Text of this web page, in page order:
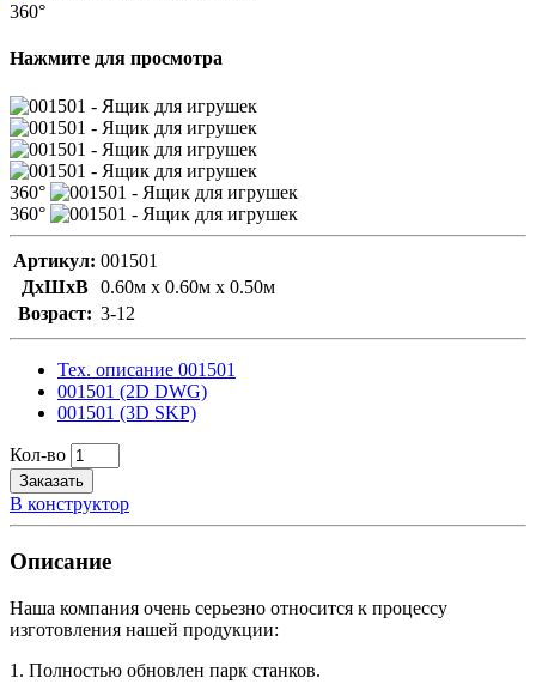
360°
Нажмите для просмотра
360°
360°
Артикул: 001501
ДxШxВ
0.60м x 0.60м x 0.50м
Возраст: 3-12
Тех. описание 001501
001501 (2D DWG)
001501 (3D SKP)
Кол-во
Заказать
В конструктор
Описание
Наша компания очень серьезно относится к процессу
изготовления нашей продукции:
1. Полностью обновлен парк станков.